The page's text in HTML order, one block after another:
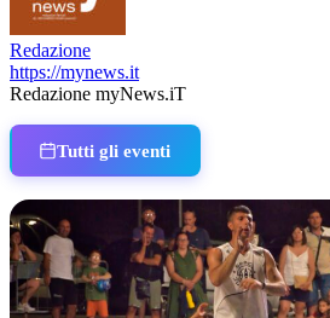
Redazione
https://mynews.it
Redazione myNews.iT
Tutti gli eventi